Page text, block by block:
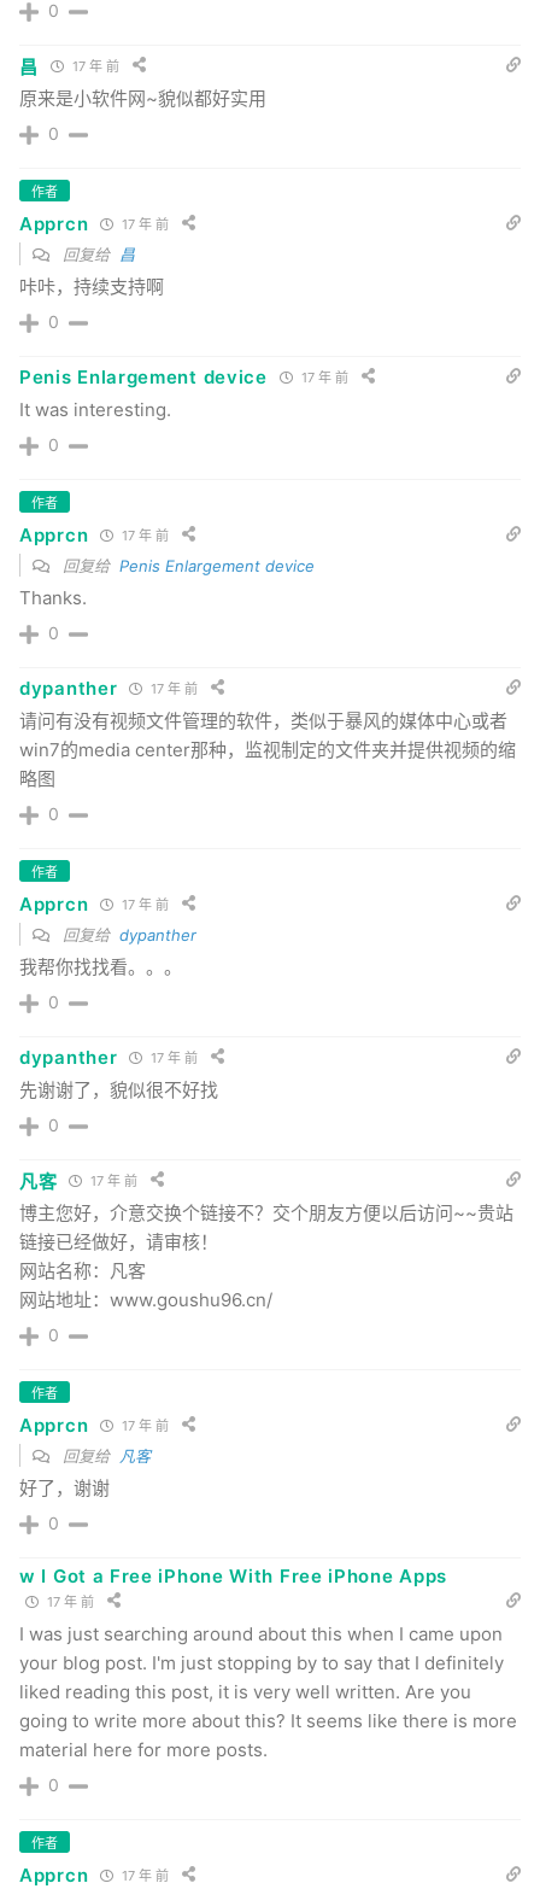
0
昌 17 年 前
原来是小软件网~貌似都好实用
0
作者
Apprcn 17 年 前
回复给 昌
咔咔，持续支持啊
0
Penis Enlargement device 17 年 前
It was interesting.
0
作者
Apprcn 17 年 前
回复给 Penis Enlargement device
Thanks.
0
dypanther 17 年 前
请问有没有视频文件管理的软件，类似于暴风的媒体中心或者
win7的media center那种，监视制定的文件夹并提供视频的缩
略图
0
作者
Apprcn 17 年 前
回复给 dypanther
我帮你找找看。。。
0
dypanther 17 年 前
先谢谢了，貌似很不好找
0
凡客 17 年 前
博主您好，介意交换个链接不？交个朋友方便以后访问~~贵站
链接已经做好，请审核！
网站名称：凡客
网站地址：www.goushu96.cn/
0
作者
Apprcn 17 年 前
回复给 凡客
好了，谢谢
0
w I Got a Free iPhone With Free iPhone Apps
17 年 前
I was just searching around about this when I came upon
your blog post. I'm just stopping by to say that I definitely
liked reading this post, it is very well written. Are you
going to write more about this? It seems like there is more
material here for more posts.
0
作者
Apprcn 17 年 前